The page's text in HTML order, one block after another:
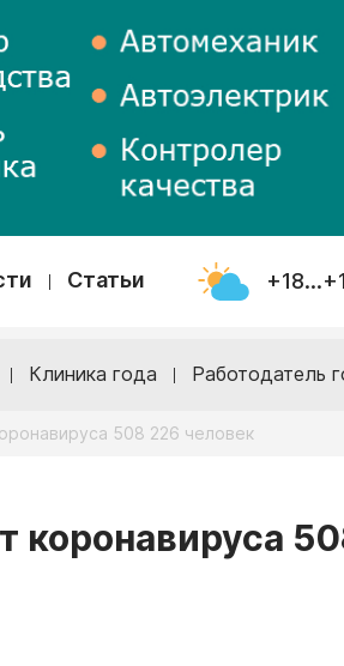
Статьи
Клиника года Работодатель
508 226 человек
коронавируса